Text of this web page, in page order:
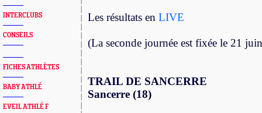
INTERCLUBS
CONSEILS
FICHES ATHLÈTES
BABY ATHLÉ
EVEIL ATHLÉ F
Les résultats en LIVE
(La seconde journée est fixée le 21
TRAIL DE SANCERRE
Sancerre (18)